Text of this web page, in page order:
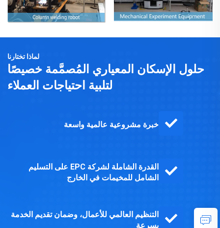
لماذا تختارنا
حلول الإسكان المعياري المُصمَّمة خصيصًا
لتلبية احتياجات العملاء
خبرة مشروعية عالمية واسعة
القدرة الشاملة لشركة EPC على التسليم
الشامل للمخيمات في الخارج
التنظيم العالمي للأعمال، وضمان تقديم الخدمة
بسرعة